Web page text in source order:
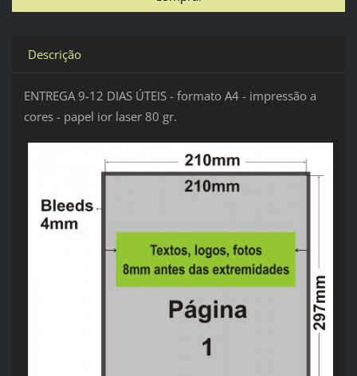
Descrição
ENTREGA 9-12 DIAS ÚTEIS - formato A4 - impressão a
cores - papel ior laser 80 gr.